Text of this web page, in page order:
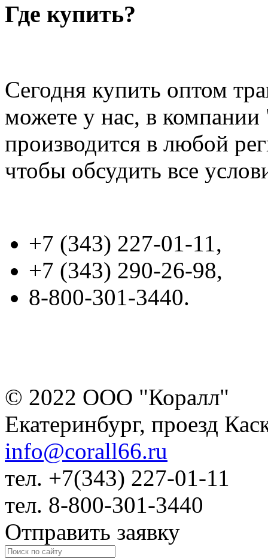
Где купить?
Сегодня купить оптом
можете у нас, в
производится в любой
чтобы обсудить все
+7 (343) 227-01-11,
+7 (343) 290-26-98,
8-800-301-3440.
© 2022 ООО "Коралл"
Екатеринбург, проезд
info@corall66.ru
тел. +7(343) 227-01-11
тел. 8-800-301-3440
Отправить заявку